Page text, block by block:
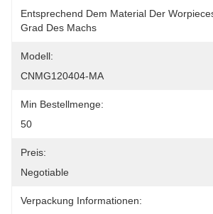
Entsprechend Dem Material Der
Grad Des Machs
Modell:
CNMG120404-MA
Min Bestellmenge:
50
Preis:
Negotiable
Verpackung Informationen: